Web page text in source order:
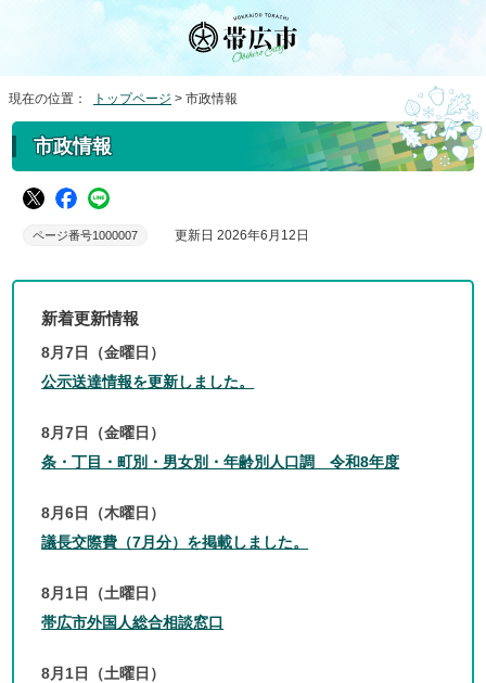
現在の位置： トップページ > 市政情報
市政情報
ページ番号1000007 更新日 2026年6月12日
新着更新情報
8月7日（金曜日）
公示送達情報を更新しました。
8月7日（金曜日）
条・丁目・町別・男女別・年齢別人口調 令和8年度
8月6日（木曜日）
議長交際費（7月分）を掲載しました。
8月1日（土曜日）
帯広市外国人総合相談窓口
8月1日（土曜日）